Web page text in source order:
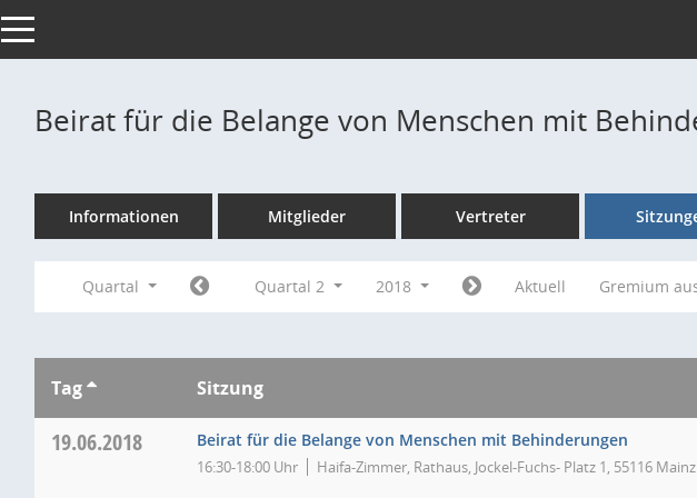
Toggle navigation
Beirat für die Belange von Menschen mit
Informationen Mitglieder Vertreter
Quartal Quartal 2 2018 Aktuell Gremium
Tag Sitzung
19.06.2018 Beirat für die Belange von Menschen mit Behinderungen
16:30-18:00 Uhr Haifa-Zimmer, Rathaus, Jockel-Fuchs- Platz 1, 55116 Mainz